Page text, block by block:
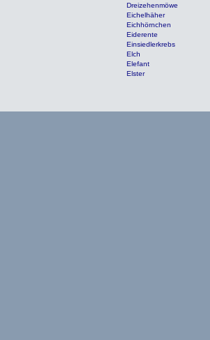
Dreizehenmöwe
Eichelhäher
Eichhörnchen
Eiderente
Einsiedlerkrebs
Elch
Elefant
Elster